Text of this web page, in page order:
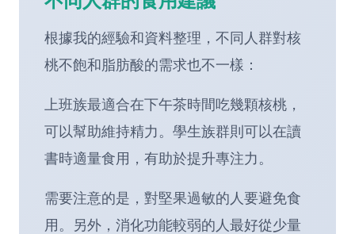
根據我的經驗和資料整理，不同人群對核
桃不飽和脂肪酸的需求也不一樣：
上班族最適合在下午茶時間吃幾顆核桃，
可以幫助維持精力。學生族群則可以在讀
書時適量食用，有助於提升專注力。
需要注意的是，對堅果過敏的人要避免食
用。另外，消化功能較弱的人最好從少量